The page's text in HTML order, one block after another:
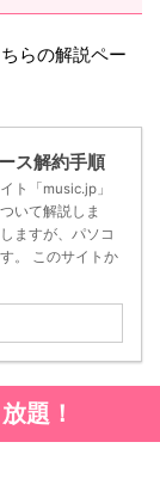
らの解説ペー
ス解約手順
ト「music.jp」
いて解説しま
ますが、パソコ
。 このサイトか
題！